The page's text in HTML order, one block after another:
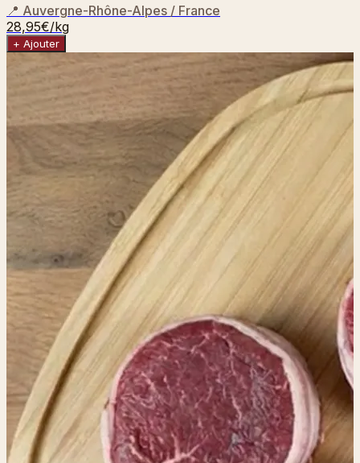
📍 Auvergne-Rhône-Alpes / France
28,95€/kg
+ Ajouter